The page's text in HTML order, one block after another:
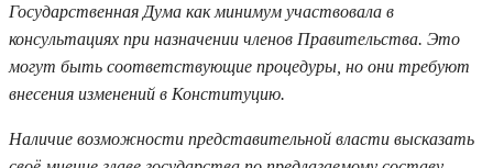
Государственная Дума как минимум участвовала в
консультациях при назначении членов Правительства. Это
могут быть соответствующие процедуры, но они требуют
внесения изменений в Конституцию.
Наличие возможности представительной власти высказать